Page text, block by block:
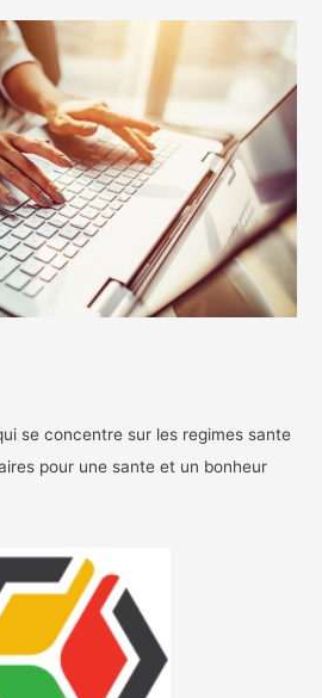
se concentre sur les regimes sante
pour une sante et un bonheur